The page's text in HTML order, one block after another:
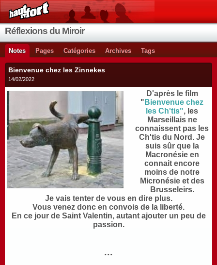
Réflexions du Miroir
Notes Pages Catégories Archives Tags
Bienvenue chez les Zinnekes
14/02/2022
D'après le film
" Bienvenue chez
les Ch'tis", les
Marseillais ne
connaissent pas les
Ch'tis du Nord. Je
suis sûr que la
Macronésie en
connait encore
moins de notre
Micronésie et des
Brusseleirs.
Je vais tenter de vous en dire plus.
Vous venez donc en convois de la liberté.
En ce jour de Saint Valentin, autant ajouter un peu de
passion.
...